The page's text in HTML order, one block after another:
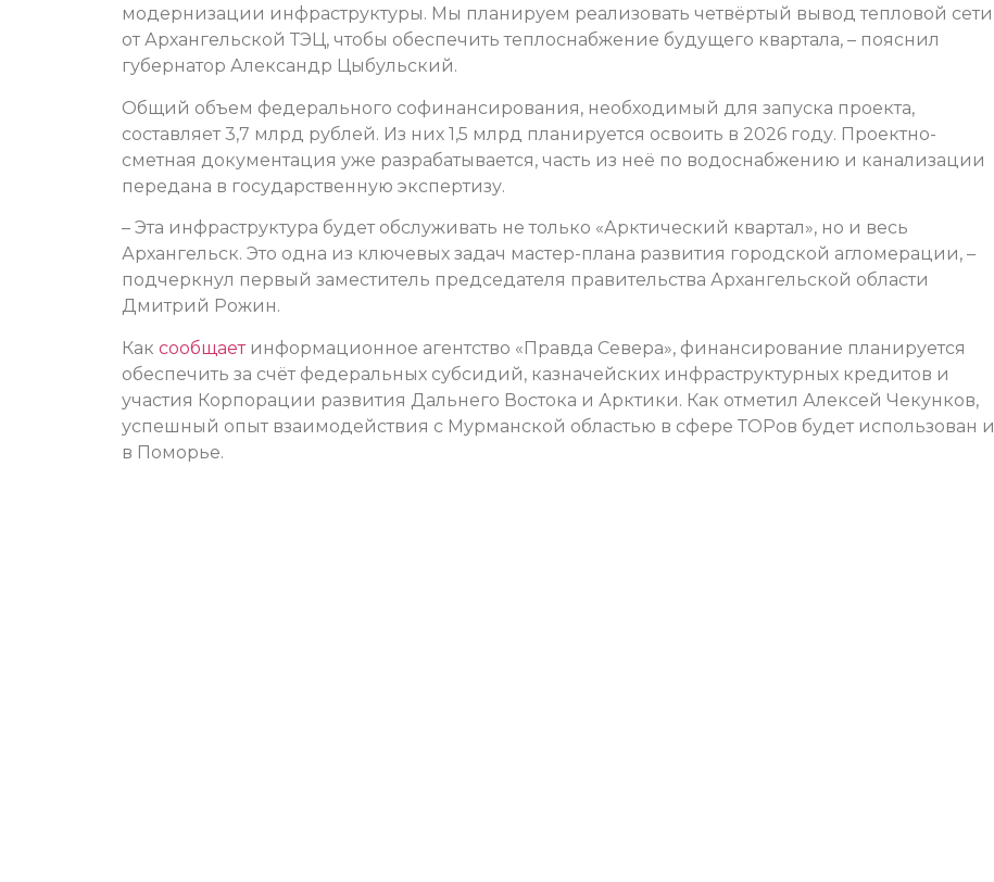
модернизации инфраструктуры. Мы планируем реализовать четвёртый вывод тепловой сети
от Архангельской ТЭЦ, чтобы обеспечить теплоснабжение будущего квартала, – пояснил
губернатор Александр Цыбульский.
Общий объем федерального софинансирования, необходимый для запуска проекта,
составляет 3,7 млрд рублей. Из них 1,5 млрд планируется освоить в 2026 году. Проектно-
сметная документация уже разрабатывается, часть из неё по водоснабжению и канализации
передана в государственную экспертизу.
– Эта инфраструктура будет обслуживать не только «Арктический квартал», но и весь
Архангельск. Это одна из ключевых задач мастер-плана развития городской агломерации, –
подчеркнул первый заместитель председателя правительства Архангельской области
Дмитрий Рожин.
Как сообщаетинформационное агентство «Правда Севера», финансирование планируется
обеспечить за счёт федеральных субсидий, казначейских инфраструктурных кредитов и
участия Корпорации развития Дальнего Востока и Арктики. Как отметил Алексей Чекунков,
успешный опыт взаимодействия с Мурманской областью в сфере ТОРов будет использован и
в Поморье.